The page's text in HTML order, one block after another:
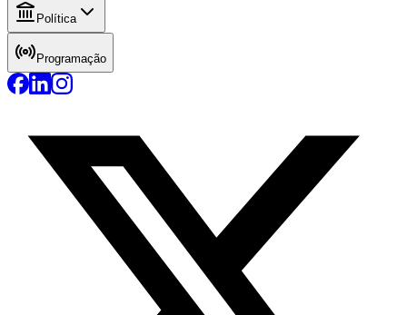
Política
Programação